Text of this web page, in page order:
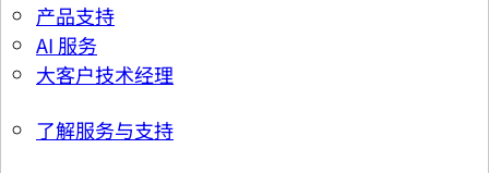
产品支持
AI 服务
大客户技术经理
了解服务与支持